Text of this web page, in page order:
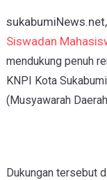
Siswadan
mendukung penuh
KNPI Kota
(Musyawarah
Dukungan tersebut